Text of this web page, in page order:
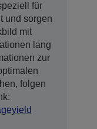
für
und sorgen
mit
lang
zur
folgen